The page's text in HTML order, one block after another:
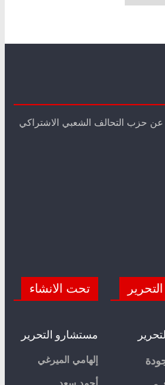
حزب التحالف الشعبي الاشتراكي
تحت الانشاء
مستشارو التحرير
إلهامي الميرغي